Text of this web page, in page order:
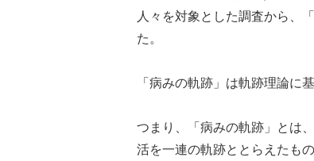
人々を対象とした調査から、
た。
「病みの軌跡」は軌跡理論に
つまり、「病みの軌跡」とは
活を一連の軌跡ととらえたも